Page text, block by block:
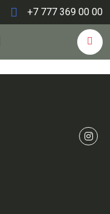
+7 777 369 00 00